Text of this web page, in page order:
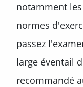
notamment
normes
passez
large éventail
recommandé